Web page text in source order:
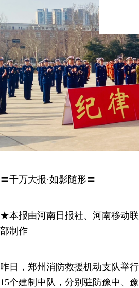
〓千万大报·如影随形〓
★本报由河南日报社、河南移动
部制作
昨日，郑州消防救援机动支队举
15个建制中队，分别驻防豫中、